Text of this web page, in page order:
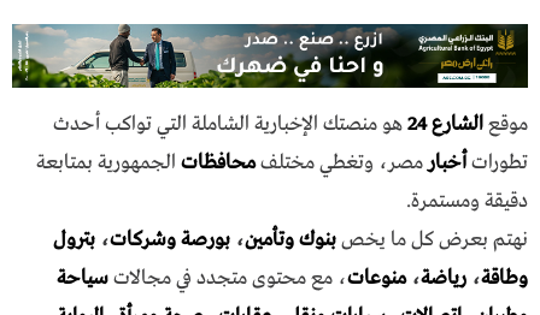
موقعالشارع 24
هو منصتك الإخبارية الشاملة التي تواكب أحدث
تطوراتأخبارمصر، وتغطي مختلفمحافظات الجمهورية بمتابعة
دقيقة ومستمرة.
نهتم بعرض كل ما يخصبنوك وتأمين، بورصة وشركات، بترول
وطاقة، رياضة،منوعات، مع محتوى متجدد في مجالاتسياحة